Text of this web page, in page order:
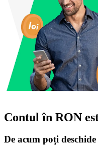
Contul în RON
De acum poți